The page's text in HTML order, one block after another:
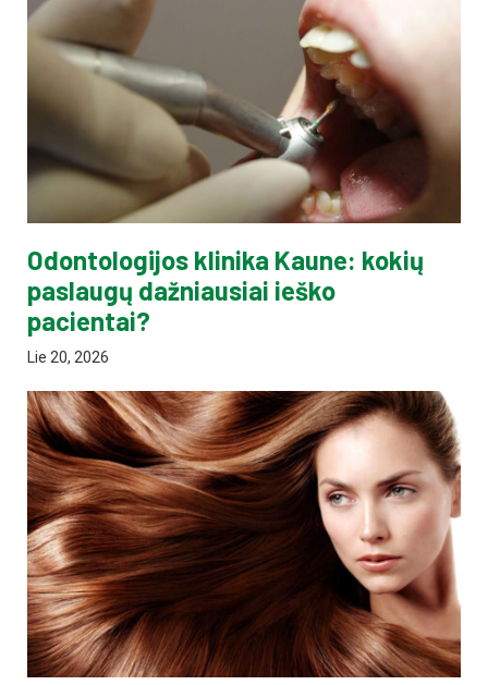
Odontologijos klinika Kaune: kokių
paslaugų dažniausiai ieško
pacientai?
Lie 20, 2026